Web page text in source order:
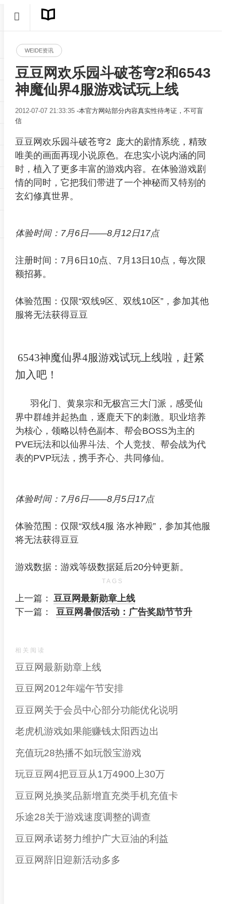
WEIDE资讯
豆豆网欢乐园斗破苍穹2和6543
神魔仙界4服游戏试玩上线
2012-07-07 21:33:35 -本官方网站部分内容真实性待考证，不可盲
信
豆豆网欢乐园斗破苍穹2 庞大的剧情系统，精致
唯美的画面再现小说原色。在忠实小说内涵的同
时，植入了更多丰富的游戏内容。在体验游戏剧
情的同时，它把我们带进了一个神秘而又特别的
玄幻修真世界。
体验时间：7月6日——8月12日17点
注册时间：7月6日10点、7月13日10点，每次限
额招募。
体验范围：仅限“双线9区、双线10区”，参加其他
服将无法获得豆豆
6543神魔仙界4服游戏试玩上线啦，赶紧
加入吧！
羽化门、黄泉宗和无极宫三大门派，感受仙
界中群雄并起热血，逐鹿天下的刺激。职业培养
为核心，领略以特色副本、帮会BOSS为主的
PVE玩法和以仙界斗法、个人竞技、帮会战为代
表的PVP玩法，携手齐心、共同修仙。
体验时间：7月6日——8月5日17点
体验范围：仅限“双线4服 洛水神殿”，参加其他服
将无法获得豆豆
游戏数据：游戏等级数据延后20分钟更新。
TAGS
上一篇： 豆豆网最新勋章上线
下一篇：
豆豆网暑假活动：广告奖励节节升
相关阅读
豆豆网最新勋章上线
豆豆网2012年端午节安排
豆豆网关于会员中心部分功能优化说明
老虎机游戏如果能赚钱太阳西边出
充值玩28热播不如玩骰宝游戏
玩豆豆网4把豆豆从1万4900上30万
豆豆网兑换奖品新增直充类手机充值卡
乐途28关于游戏速度调整的调查
豆豆网承诺努力维护广大豆油的利益
豆豆网辞旧迎新活动多多